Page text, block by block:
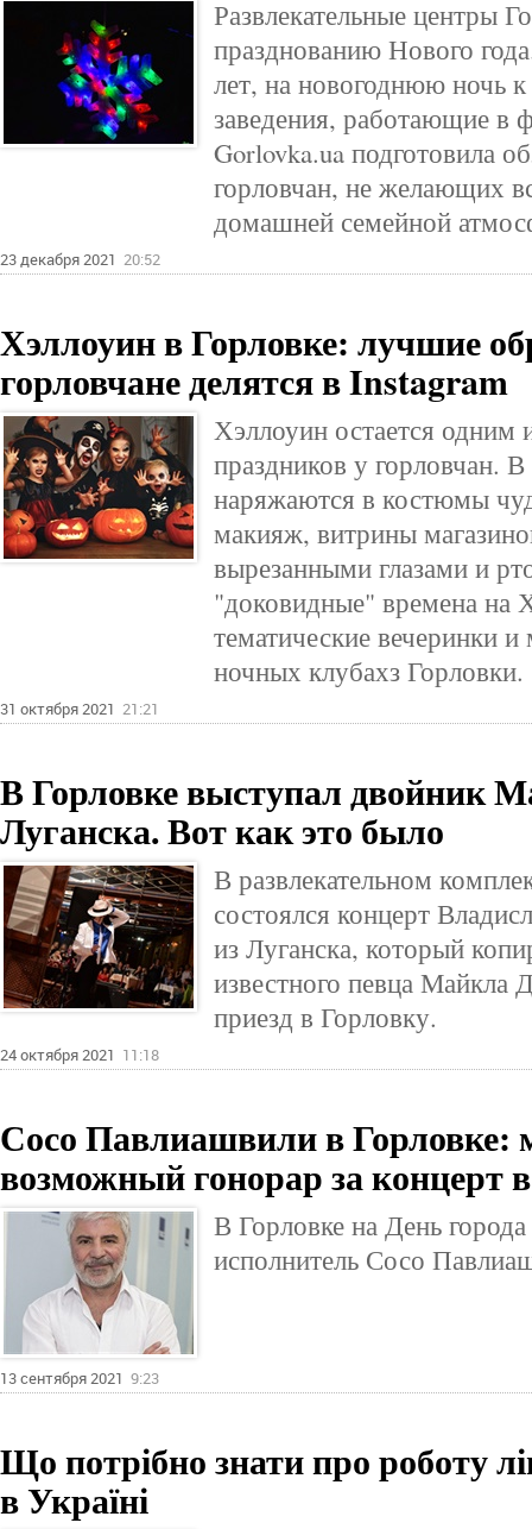
Развлекательные центры
празднованию Нового
лет, на новогоднюю ночь
заведения, работающие в
Gorlovka.ua подготовила
горловчан, не желающих
домашней семейной
23 декабря 2021 20:52
Хэллоуин в Горловке: лучшие
горловчане делятся в Instagram
Хэллоуин остается
праздников у горловчан.
наряжаются в костюмы
макияж, витрины
вырезанными глазами и
"доковидные" времена на
тематические вечеринки
ночных клубахз Горловки.
31 октября 2021 21:21
В Горловке выступал двойник
Луганска. Вот как это было
В развлекательном
состоялся концерт
из Луганска, который
известного певца Майкла
приезд в Горловку.
24 октября 2021 11:18
Сосо Павлиашвили в Горловке:
возможный гонорар за концерт
В Горловке на День
исполнитель Сосо
13 сентября 2021 9:23
Що потрібно знати про роботу
в Україні